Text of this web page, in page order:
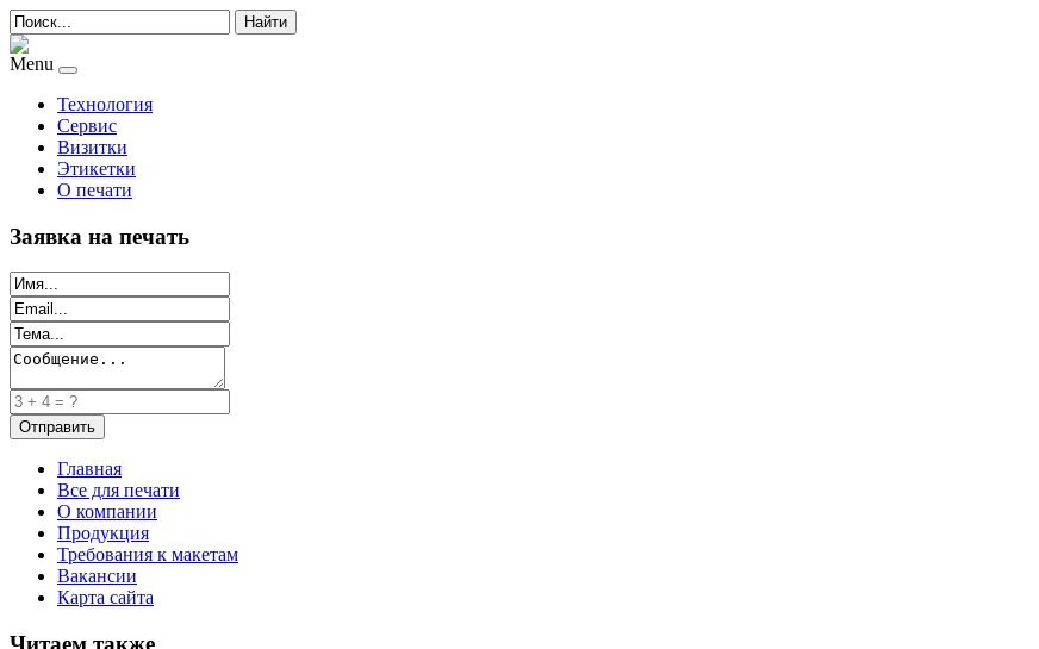
Найти
Menu
Технология
Сервис
Визитки
Этикетки
О печати
Заявка на печать
Главная
Все для печати
О компании
Продукция
Требования к макетам
Вакансии
Карта сайта
Читаем также